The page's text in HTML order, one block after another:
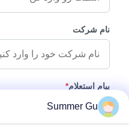
نام شرکت
پیام استعلام*
Summer Gu